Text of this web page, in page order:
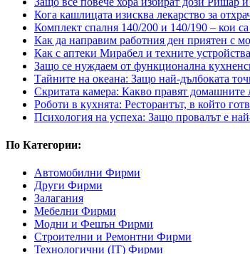
Кога кашлицата изисква лекарство за
Комплект спалня 140/200 и 140/190 – кои
Как да направим работния ден приятен с
Как с аптеки Мирабел и техните
Защо се нуждаем от функционална
Тайните на океана: Защо най-дълбоката
Скритата камера: Какво правят
Роботи в кухнята: Ресторантът, в който
Психология на успеха: Защо провалът е
По Категории:
Автомобилни Фирми
Други Фирми
Залагания
Мебелни Фирми
Модни и Фешън Фирми
Строителни и Ремонтни Фирми
Технологични (IT) Фирми